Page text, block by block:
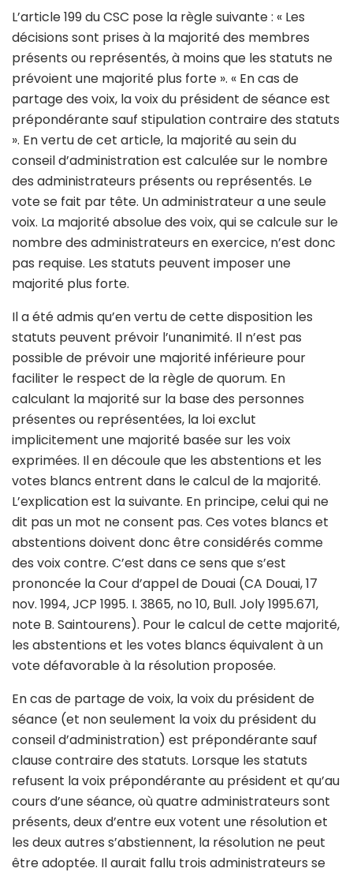
L’article 199 du CSC pose la règle suivante : « Les
décisions sont prises à la majorité des membres
présents ou représentés, à moins que les statuts ne
prévoient une majorité plus forte ». « En cas de
partage des voix, la voix du président de séance est
prépondérante sauf stipulation contraire des statuts
». En vertu de cet article, la majorité au sein du
conseil d’administration est calculée sur le nombre
des administrateurs présents ou représentés. Le
vote se fait par tête. Un administrateur a une seule
voix. La majorité absolue des voix, qui se calcule sur le
nombre des administrateurs en exercice, n’est donc
pas requise. Les statuts peuvent imposer une
majorité plus forte.
Il a été admis qu’en vertu de cette disposition les
statuts peuvent prévoir l’unanimité. Il n’est pas
possible de prévoir une majorité inférieure pour
faciliter le respect de la règle de quorum. En
calculant la majorité sur la base des personnes
présentes ou représentées, la loi exclut
implicitement une majorité basée sur les voix
exprimées. Il en découle que les abstentions et les
votes blancs entrent dans le calcul de la majorité.
L’explication est la suivante. En principe, celui qui ne
dit pas un mot ne consent pas. Ces votes blancs et
abstentions doivent donc être considérés comme
des voix contre. C’est dans ce sens que s’est
prononcée la Cour d’appel de Douai (CA Douai, 17
nov. 1994, JCP 1995. I. 3865, no 10, Bull. Joly 1995.671,
note B. Saintourens). Pour le calcul de cette majorité,
les abstentions et les votes blancs équivalent à un
vote défavorable à la résolution proposée.
En cas de partage de voix, la voix du président de
séance (et non seulement la voix du président du
conseil d’administration) est prépondérante sauf
clause contraire des statuts. Lorsque les statuts
refusent la voix prépondérante au président et qu’au
cours d’une séance, où quatre administrateurs sont
présents, deux d’entre eux votent une résolution et
les deux autres s’abstiennent, la résolution ne peut
être adoptée. Il aurait fallu trois administrateurs se